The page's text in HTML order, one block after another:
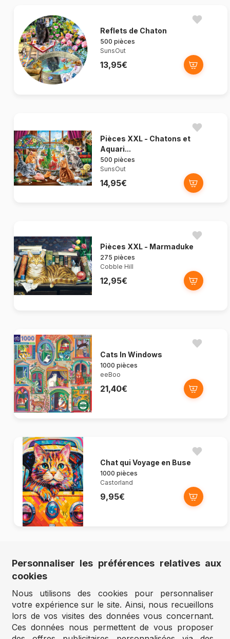
Reflets de Chaton
500 pièces
SunsOut
13,95€
Pièces XXL - Chatons et
Aquari...
500 pièces
SunsOut
14,95€
Pièces XXL - Marmaduke
275 pièces
Cobble Hill
12,95€
Cats In Windows
1000 pièces
eeBoo
21,40€
Chat qui Voyage en Buse
1000 pièces
Castorland
9,95€
Bluebird Puzzle
11,95€
Personnaliser les préférences relatives aux
cookies
Nous utilisons des cookies pour personnaliser
votre expérience sur le site. Ainsi, nous recueillons
lors de vos visites des données vous concernant.
Ces données nous permettent de vous proposer